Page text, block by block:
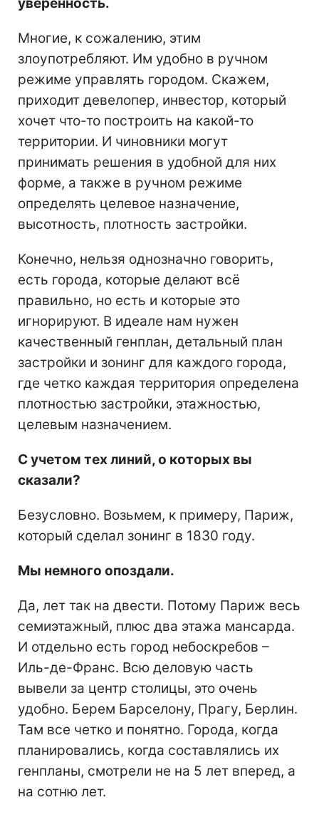
Многие, к сожалению, этим
злоупотребляют. Им удобно в ручном
режиме управлять городом. Скажем,
приходит девелопер, инвестор, который
хочет что-то построить на какой-то
территории. И чиновники могут
принимать решения в удобной для них
форме, а также в ручном режиме
определять целевое назначение,
высотность, плотность застройки.
Конечно, нельзя однозначно говорить,
есть города, которые делают всё
правильно, но есть и которые это
игнорируют. В идеале нам нужен
качественный генплан, детальный план
застройки и зонинг для каждого города,
где четко каждая территория определена
плотностью застройки, этажностью,
целевым назначением.
С учетом тех линий, о которых вы
сказали?
Безусловно. Возьмем, к примеру, Париж,
который сделал зонинг в 1830 году.
Мы немного опоздали.
Да, лет так на двести. Потому Париж весь
семиэтажный, плюс два этажа мансарда.
И отдельно есть город небоскребов –
Иль-де-Франс. Всю деловую часть
вывели за центр столицы, это очень
удобно. Берем Барселону, Прагу, Берлин.
Там все четко и понятно. Города, когда
планировались, когда составлялись их
генпланы, смотрели не на 5 лет вперед, а
на сотню лет.